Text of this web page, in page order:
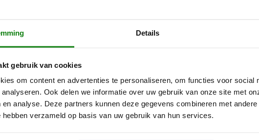
Details
gebruik van cookies
om content en advertenties te personaliseren, om functies voor social
Ook delen we informatie over uw gebruik van onze site met
en analyse. Deze partners kunnen deze gegevens combineren met
verzameld op basis van uw gebruik van hun services.